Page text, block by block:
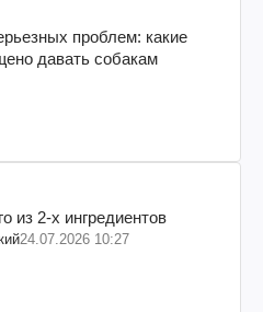
проблем: какие
давать собакам
из 2-х ингредиентов
24.07.2026 10:27